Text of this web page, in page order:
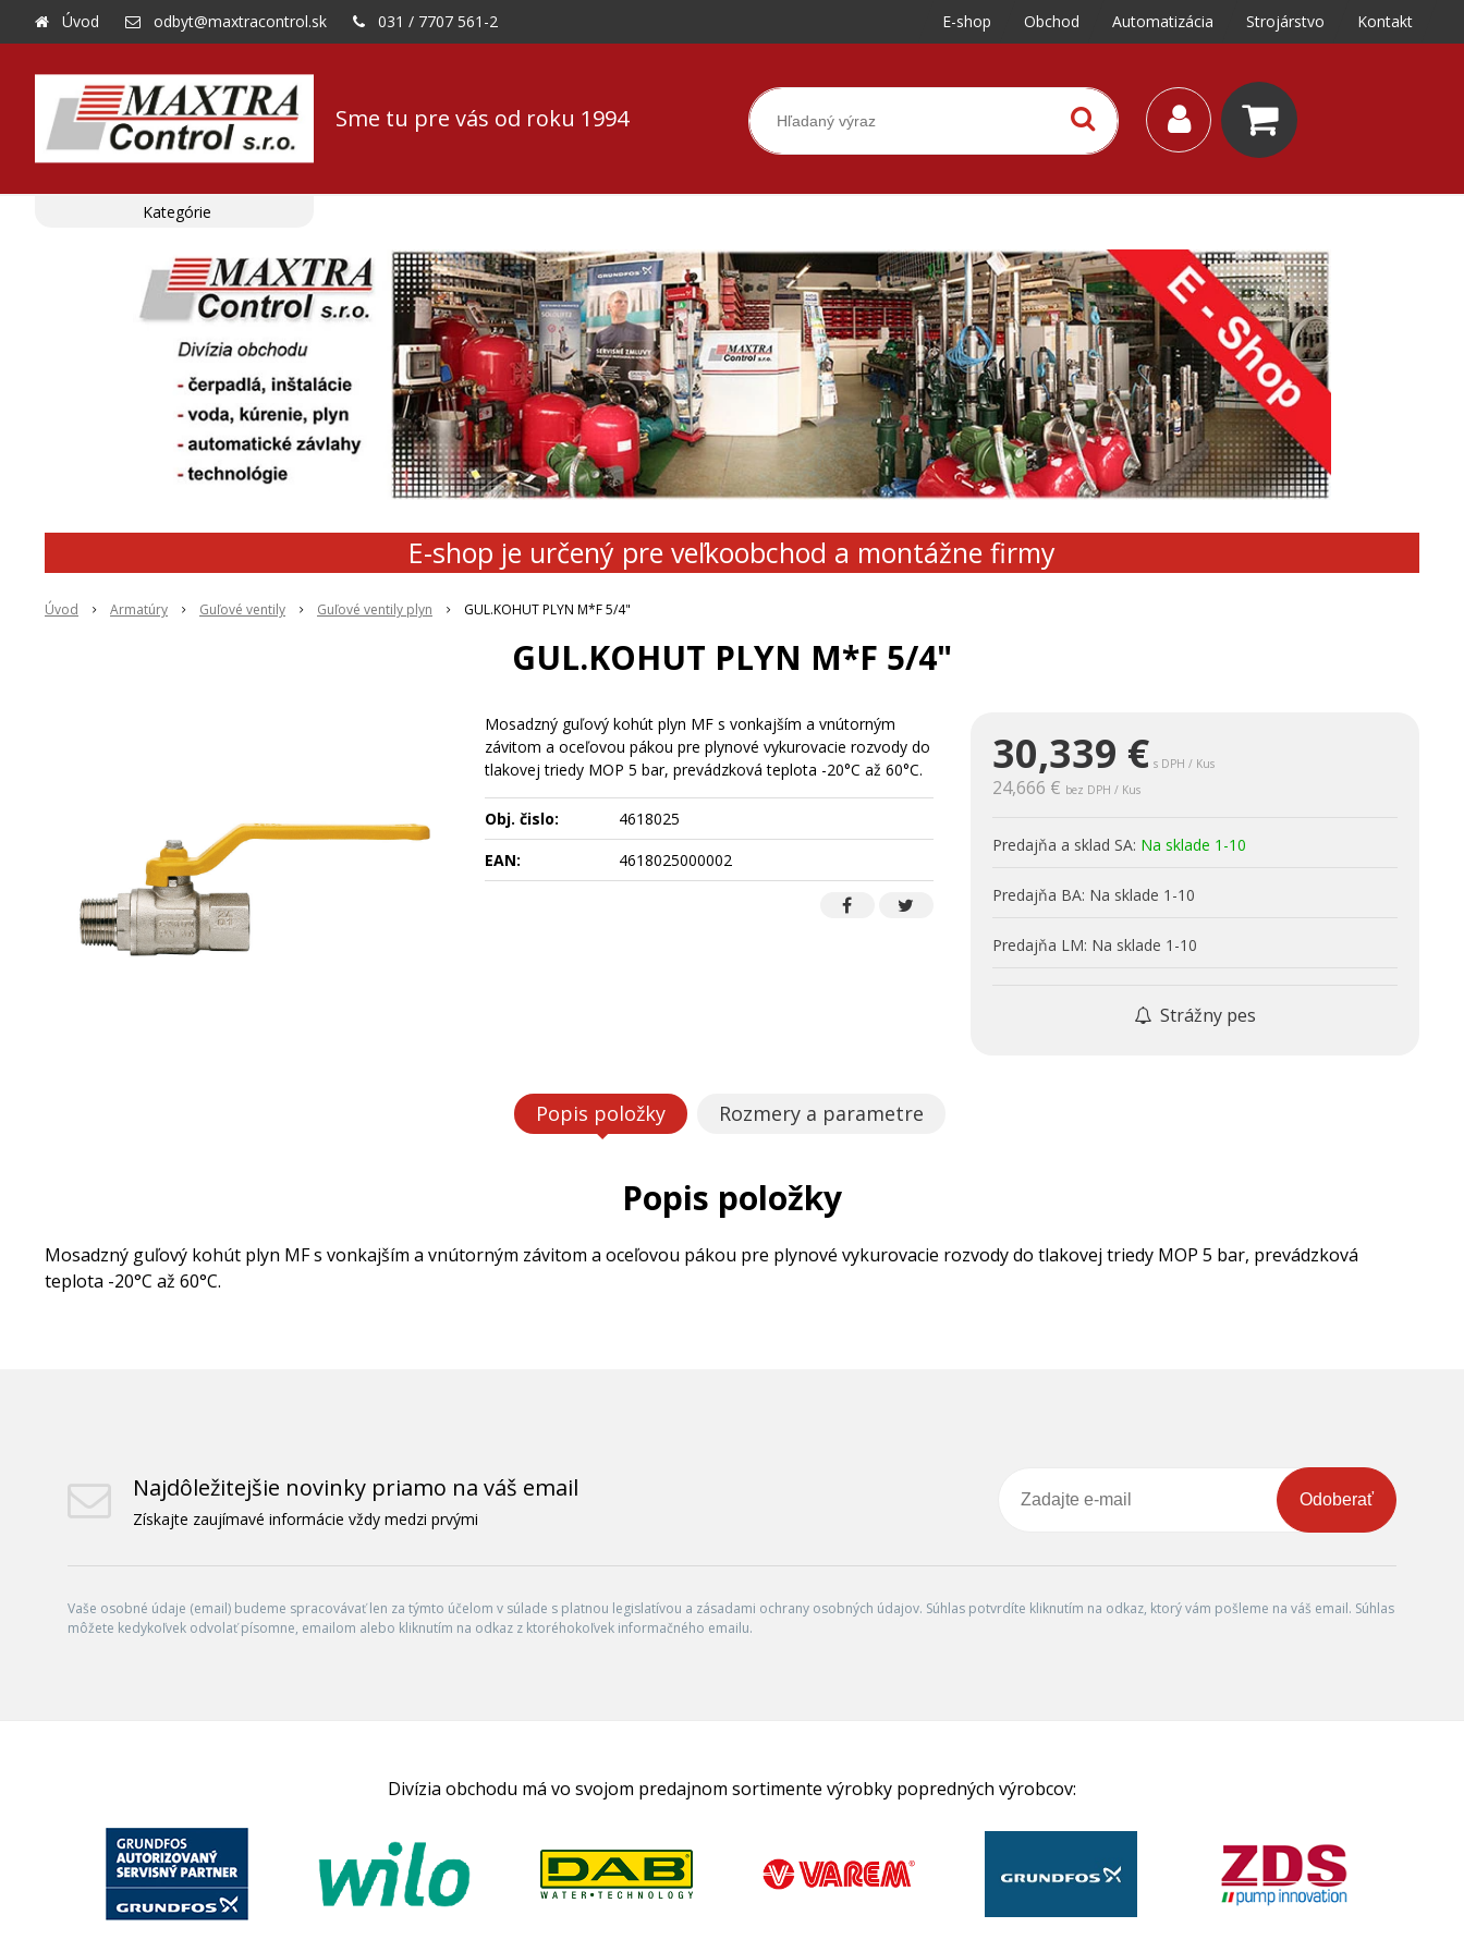
Sme tu pre vás od roku 1994
Úvod odbyt@maxtracontrol.sk 031 / 7707 561-2 E-shop Obchod Automatizácia Strojárstvo Kontakt
E-shop je určený pre veľkoobchod a montážne firmy
Úvod Armatúry Guľové ventily Guľové ventily plyn GUL.KOHUT PLYN M*F 5/4"
GUL.KOHUT PLYN M*F 5/4"
30,339 € s DPH / Kus
24,666 € bez DPH / Kus
Predajňa a sklad SA: Na sklade 1-10
Predajňa BA: Na sklade 1-10
Predajňa LM: Na sklade 1-10
Strážny pes
Mosadzný guľový kohút plyn MF s vonkajším a vnútorným
závitom a oceľovou pákou pre plynové vykurovacie rozvody do
tlakovej triedy MOP 5 bar, prevádzková teplota -20°C až 60°C.
Obj. čislo:
4618025
EAN:
4618025000002
Popis položky Rozmery a parametre
Popis položky
Mosadzný guľový kohút plyn MF s vonkajším a vnútorným závitom a oceľovou pákou pre plynové vykurovacie rozvody do tlakovej triedy MOP 5 bar, prevádzková
teplota -20°C až 60°C.
Kategórie
Najdôležitejšie novinky priamo na váš email
Získajte zaujímavé informácie vždy medzi prvými
Odoberať
Vaše osobné údaje (email) budeme spracovávať len za týmto účelom v súlade s platnou legislatívou a zásadami ochrany osobných údajov. Súhlas potvrdíte kliknutím na odkaz, ktorý vám pošleme na váš email. Súhlas
môžete kedykoľvek odvolať písomne, emailom alebo kliknutím na odkaz z ktoréhokoľvek informačného emailu.
Divízia obchodu má vo svojom predajnom sortimente výrobky popredných výrobcov: